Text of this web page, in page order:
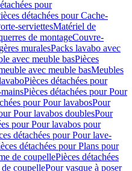
pour
détachées pour Cache-
serviettesMatériel de
de montageCouvre-
muralesPacks lavabo avec
avec meuble basPièces
avec meuble basMeubles
Pièces détachées pour
Pièces détachées pour Pour
pour Pour lavabosPour
Pour lavabos doublesPour
pour Pour lavabos pour
détachées pour Pour lave-
détachées pour Plans pour
de coupellePièces détachées
coupellePour vasque à poser